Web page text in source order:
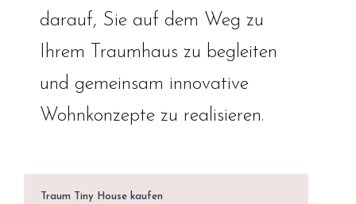
darauf, Sie auf dem Weg zu
Ihrem Traumhaus zu begleiten
und gemeinsam innovative
Wohnkonzepte zu realisieren.
Traum Tiny House kaufen